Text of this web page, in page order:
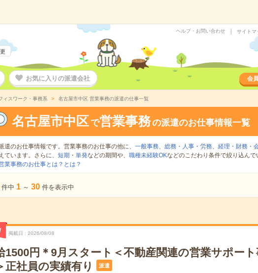
ヘルプ・お問い合わせ サイトマ
お気に入りの派遣会社 会
ィスワーク・事務系 名古屋市中区 営業事務の派遣の仕事一覧
名古屋市中区 で営業事務の派遣のお仕事情報一覧
遣のお仕事情報です。営業事務のお仕事の他に、 一般事務、 総務・人事・労務、 経理・財務・
ています。さらに、 短期 ・ 単発などの期間や、 職種未経験OKなどのこだわり条件で絞り込んで
業事務のお仕事とは？とは？
件中 1 ～ 30 件を表示中
掲載日 2026/08/08
1500円＊9月スタート＜不動産関連の営業サポート
正社員の実績有り
派遣